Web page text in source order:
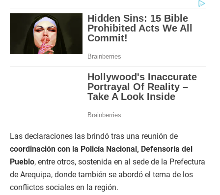
Las declaraciones las brindó tras una reunión de
coordinación con la Policía Nacional, Defensoría del
Pueblo, entre otros, sostenida en al sede de la Prefectura
de Arequipa, donde también se abordó el tema de los
conflictos sociales en la región.